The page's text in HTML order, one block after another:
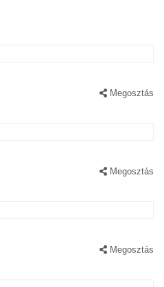
Megosztás
Megosztás
Megosztás